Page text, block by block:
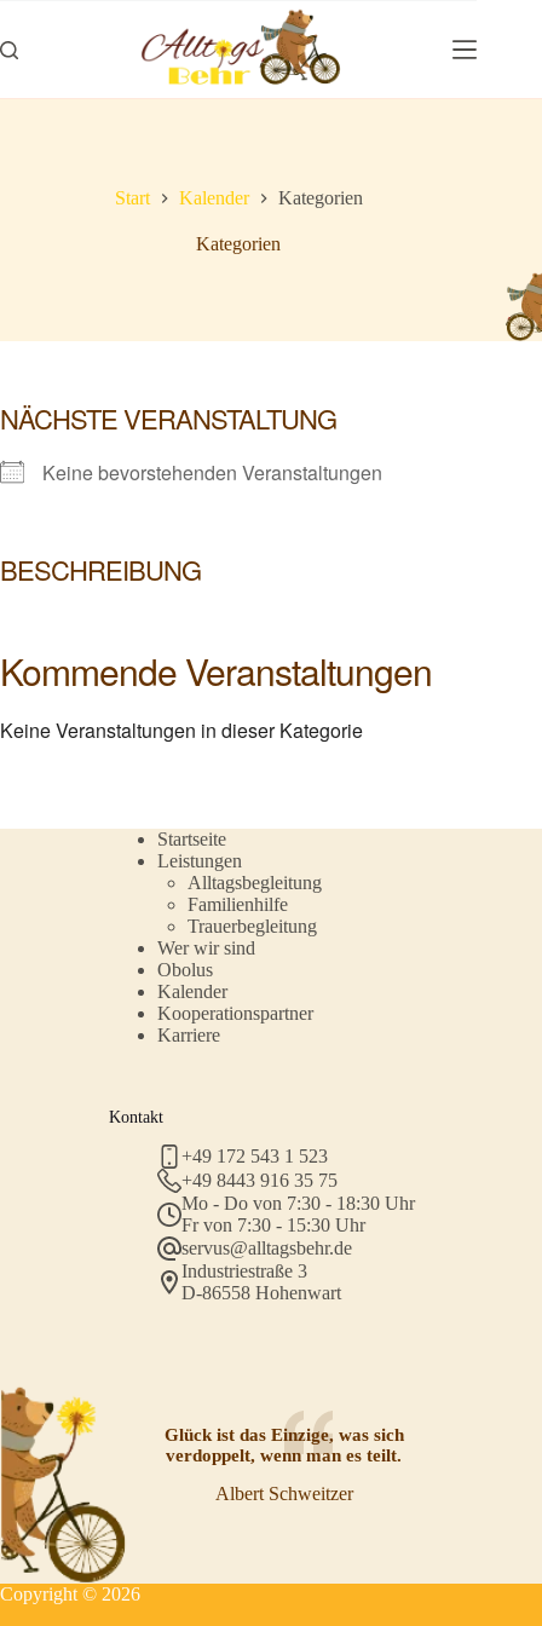
springen
Start Kalender Kategorien
Kategorien
NÄCHSTE VERANSTALTUNG
Keine bevorstehenden Veranstaltungen
BESCHREIBUNG
Kommende Veranstaltungen
Keine Veranstaltungen in dieser Kategorie
Startseite
Leistungen
Alltagsbegleitung
Familienhilfe
Trauerbegleitung
Wer wir sind
Obolus
Kalender
Kooperationspartner
Karriere
Kontakt
+49 172 543 1 523
+49 8443 916 35 75
Mo - Do von 7:30 - 18:30 Uhr
Fr von 7:30 - 15:30 Uhr
servus@alltagsbehr.de
Industriestraße 3
D-86558 Hohenwart
Glück ist das Einzige, was sich
verdoppelt, wenn man es teilt.
Albert Schweitzer
Copyright © 2026